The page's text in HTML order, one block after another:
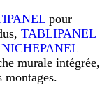
pour
TABLIPANEL
NICHEPANEL
murale intégrée,
montages.